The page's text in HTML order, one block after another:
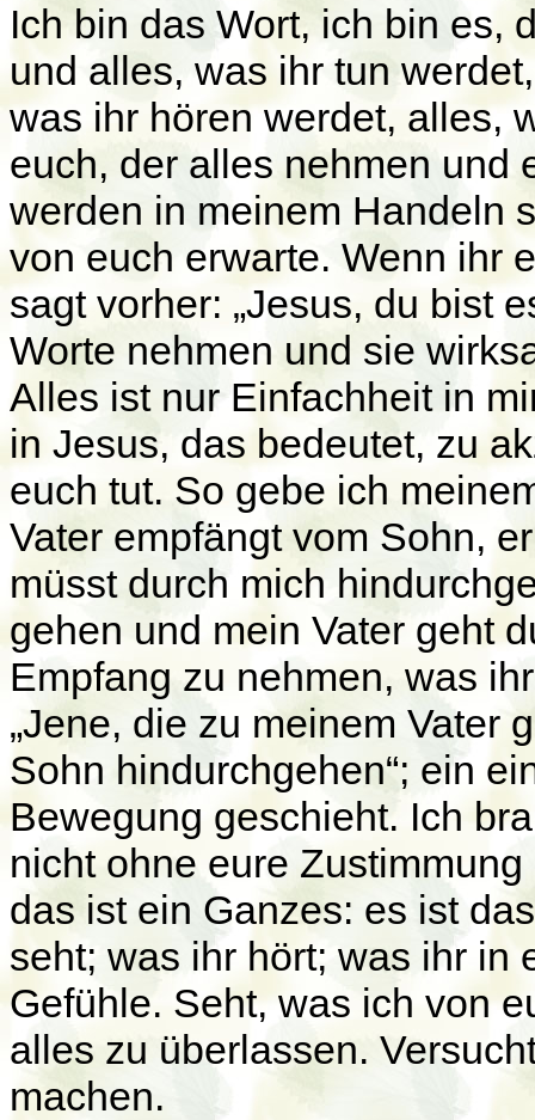
Ich bin das Wort, ich bin es,
und alles, was ihr tun
was ihr hören werdet, alles,
euch, der alles nehmen und
werden in meinem Handeln
von euch erwarte. Wenn ihr
sagt vorher: „Jesus, du bist
Worte nehmen und sie
Alles ist nur Einfachheit in
in Jesus, das bedeutet, zu
euch tut. So gebe ich
Vater empfängt vom Sohn,
müsst durch mich
gehen und mein Vater geht
Empfang zu nehmen, was
„Jene, die zu meinem Vater
Sohn hindurchgehen“; ein
Bewegung geschieht. Ich
nicht ohne eure
das ist ein Ganzes: es ist
seht; was ihr hört; was ihr in
Gefühle. Seht, was ich von
alles zu überlassen.
machen.